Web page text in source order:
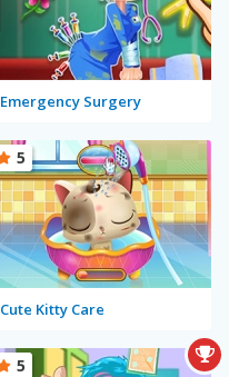
Emergency Surgery
Cute Kitty Care
5
5